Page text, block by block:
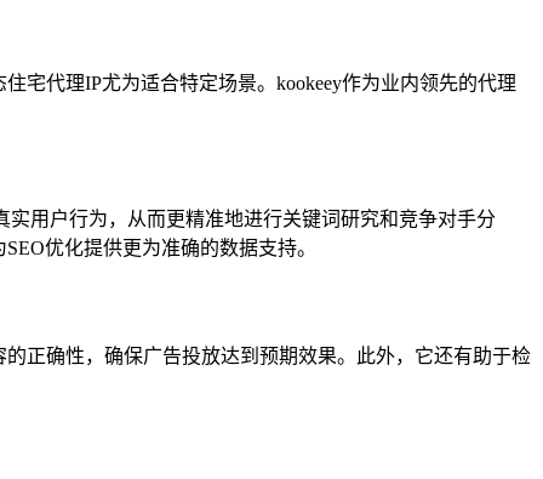
宅代理IP尤为适合特定场景。kookeey作为业内领先的代理
用户行为，从而更精准地进行关键词研究和竞争对手分
优化提供更为准确的数据支持。
正确性，确保广告投放达到预期效果。此外，它还有助于检